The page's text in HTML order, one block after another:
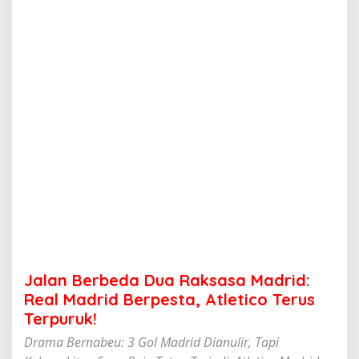
R
e
a
M
a
Jalan Berbeda Dua Raksasa Madrid:
Real Madrid Berpesta, Atletico Terus
Terpuruk!
Drama Bernabeu: 3 Gol Madrid Dianulir, Tapi